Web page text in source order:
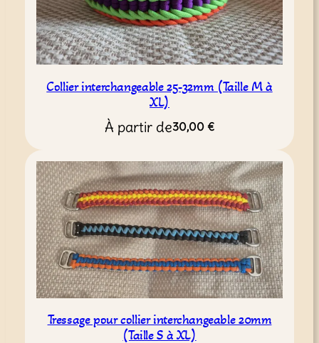
Collier interchangeable 25-32mm (Taille M à
XL)
À partir de30,00 €
Tressage pour collier interchangeable 20mm
(Taille S à XL)